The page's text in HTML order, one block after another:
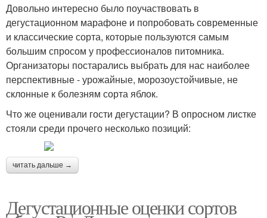
Довольно интересно было поучаствовать в
дегустационном марафоне и попробовать современные
и классические сорта, которые пользуются самым
большим спросом у профессионалов питомника.
Организаторы постарались выбрать для нас наиболее
перспективные - урожайные, морозоустойчивые, не
склонные к болезням сорта яблок.
Что же оценивали гости дегустации? В опросном листке
стояли среди прочего несколько позиций:
читать дальше →
Дегустационные оценки сортов